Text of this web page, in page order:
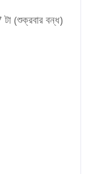
(শুক্রবার বন্ধ)